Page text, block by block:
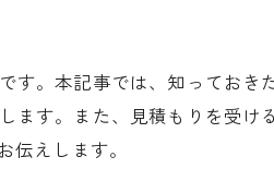
。本記事では、知っておき
す。また、見積もりを受け
えします。